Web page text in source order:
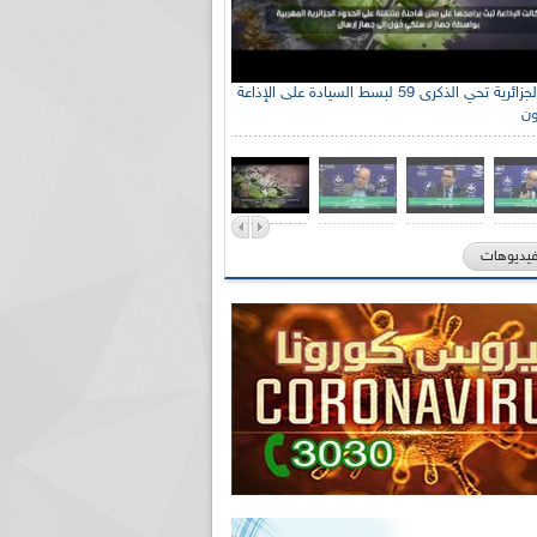
الإذاعة الجزائرية تحي الذكرى 59 لبسط السيادة على الإذاعة